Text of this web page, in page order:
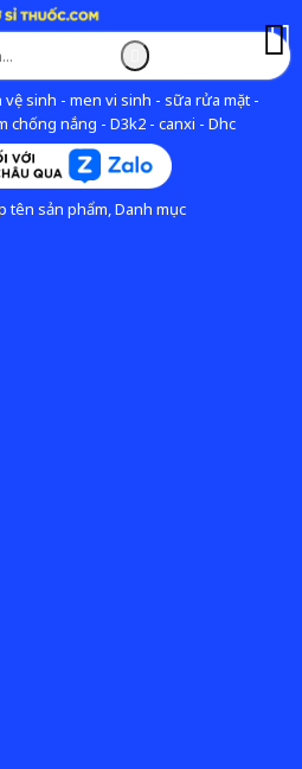
vệ sinh - men vi sinh - sữa rửa mặt -
chống nắng - D3k2 - canxi - Dhc
tên sản phẩm, Danh mục